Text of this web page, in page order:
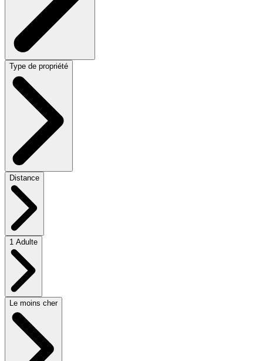
Type de propriété
Distance
1 Adulte
Le moins cher